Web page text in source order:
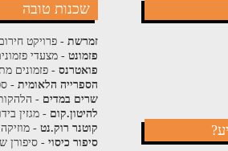
שכנות טובה
זמרשת- פרויקט
פזמונט- מצעדי
פואטרנס- פזמונים
הספרייה הלאומית-
שרים במדים -
להיטון.קום - מגזין
קוטנר רוק.נט-
סיפור כיסוי- סיפורן